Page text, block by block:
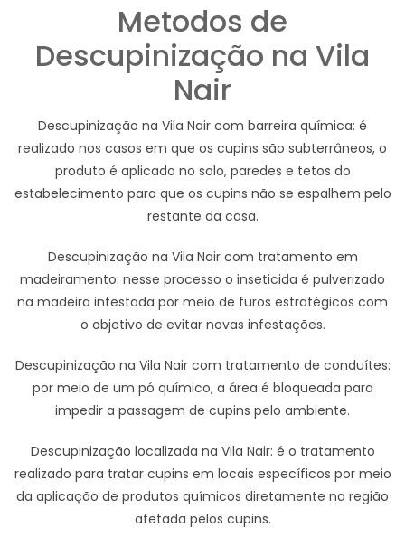
Metodos de
Descupinização na Vila
Nair
Descupinização na Vila Nair com barreira química: é
realizado nos casos em que os cupins são subterrâneos, o
produto é aplicado no solo, paredes e tetos do
estabelecimento para que os cupins não se espalhem pelo
restante da casa.
Descupinização na Vila Nair com tratamento em
madeiramento: nesse processo o inseticida é pulverizado
na madeira infestada por meio de furos estratégicos com
o objetivo de evitar novas infestações.
Descupinização na Vila Nair com tratamento de conduítes:
por meio de um pó químico, a área é bloqueada para
impedir a passagem de cupins pelo ambiente.
Descupinização localizada na Vila Nair: é o tratamento
realizado para tratar cupins em locais específicos por meio
da aplicação de produtos químicos diretamente na região
afetada pelos cupins.